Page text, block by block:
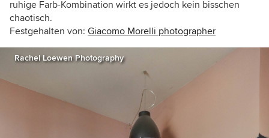
ruhige Farb-Kombination wirkt es jedoch kein bisschen
chaotisch.
Festgehalten von: Giacomo Morelli photographer
Rachel Loewen Photography